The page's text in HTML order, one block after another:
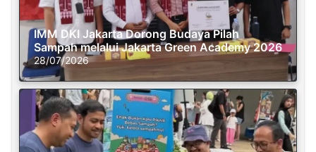
IMM DKI Jakarta Dorong Budaya Pilah
Sampah melalui Jakarta Green Academy 2026
28/07/2026